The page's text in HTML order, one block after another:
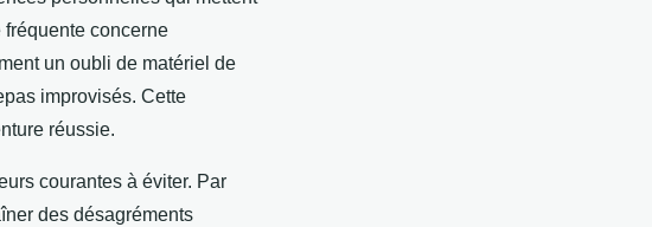
concerne
un oubli de matériel de
improvisés. Cette
réussie.
courantes à éviter. Par
des désagréments